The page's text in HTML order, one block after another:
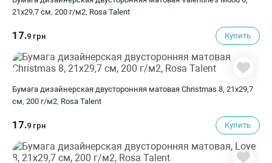
21х29,7 см, 200 г/м2, Rosa Talent
17.9 грн Купить
Бумага дизайнерская двусторонняя матовая Christmas 8, 21х29,7
см, 200 г/м2, Rosa Talent
17.9 грн Купить